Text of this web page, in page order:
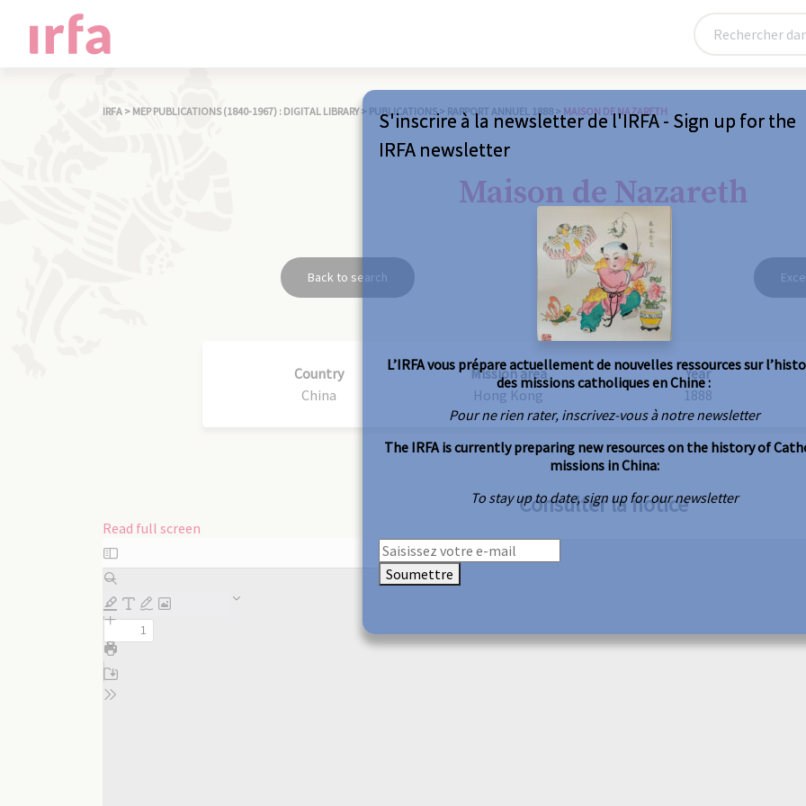
IRFA > MEP PUBLICATIONS (1840-1967) : DIGITAL LIBRARY > PUBLICATIONS > RAPPORT ANNUEL 1888 > MAISON DE NAZARETH
Maison de Nazareth
Back to search
Country
China
Mission area
Hong Kong
Year
1888
Consulter la notice
Read full screen
Skip
to
PDF
content
S'inscrire à la newsletter de l'IRFA - Sign up for the
IRFA newsletter
L’IRFA vous prépare actuellement de nouvelles ressources sur
des missions catholiques en Chine :
Pour ne rien rater, inscrivez-vous à notre newsletter
The IRFA is currently preparing new resources on the history of
missions in China:
To stay up to date, sign up for our newsletter
Soumettre